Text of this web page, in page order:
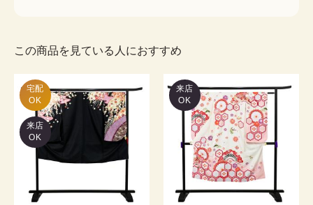
この商品を見ている人におすすめ
宅配
OK
来店
OK
来店
OK